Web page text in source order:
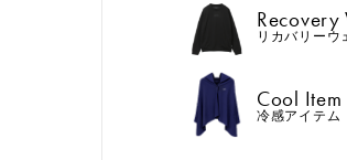
Power
TRAINING ITEMトレー
Recovery
リカバリーウ
Cool Item
冷感アイテム